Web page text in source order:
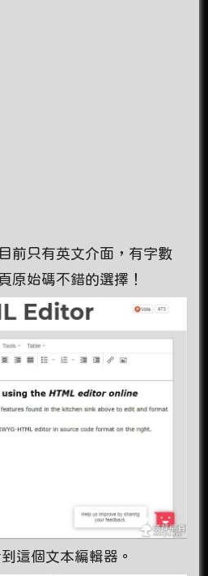
前只有英文介面，有字數
原始碼不錯的選擇！
這個文本編輯器。